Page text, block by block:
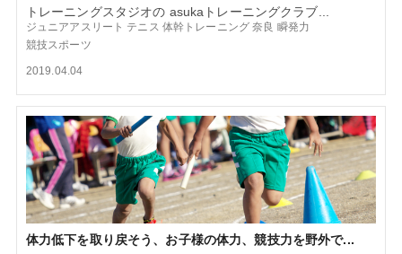
トレーニングスタジオの asukaトレーニングクラブ...
ジュニアアスリート テニス 体幹トレーニング 奈良 瞬発力
競技スポーツ
2019.04.04
体力低下を取り戻そう、お子様の体力、競技力を野外で...